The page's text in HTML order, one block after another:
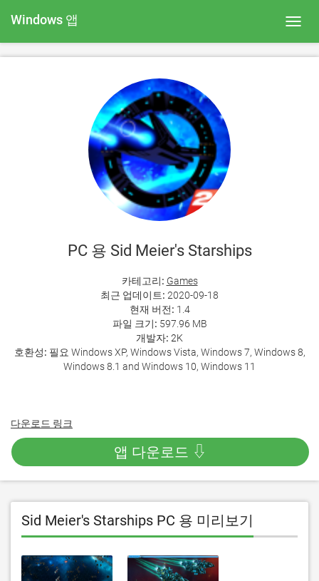
Windows 앱
PC 용 Sid Meier's Starships
카테고리: Games
최근 업데이트: 2020-09-18
현재 버전: 1.4
파일 크기: 597.96 MB
개발자: 2K
호환성: 필요 Windows XP, Windows Vista, Windows 7, Windows 8,
Windows 8.1 and Windows 10, Windows 11
다운로드 링크
앱 다운로드 ⇩
Sid Meier's Starships PC 용 미리보기